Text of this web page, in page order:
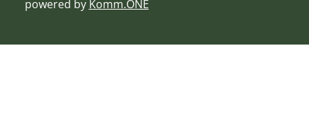
powered by Komm.ONE